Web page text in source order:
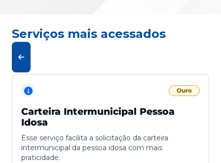
Serviços mais acessados
Ouro
Carteira Intermunicipal Pessoa
Idosa
Esse serviço facilita a solicitação da carteira
intermunicipal da pessoa idosa com mais
praticidade.